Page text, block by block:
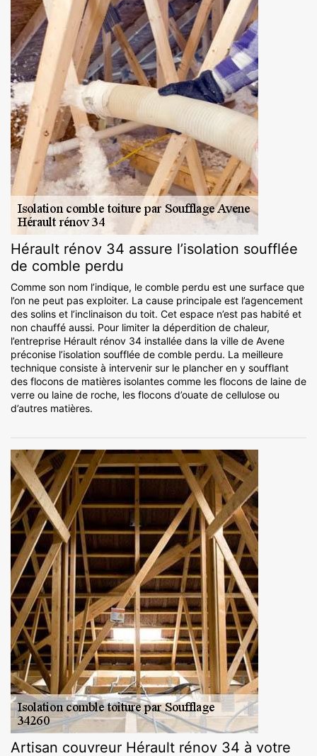
Hérault rénov 34 assure l’isolation soufflée
de comble perdu
Comme son nom l’indique, le comble perdu est une surface que
l’on ne peut pas exploiter. La cause principale est l’agencement
des solins et l’inclinaison du toit. Cet espace n’est pas habité et
non chauffé aussi. Pour limiter la déperdition de chaleur,
l’entreprise Hérault rénov 34 installée dans la ville de Avene
préconise l’isolation soufflée de comble perdu. La meilleure
technique consiste à intervenir sur le plancher en y soufflant
des flocons de matières isolantes comme les flocons de laine de
verre ou laine de roche, les flocons d’ouate de cellulose ou
d’autres matières.
Artisan couvreur Hérault rénov 34 à votre